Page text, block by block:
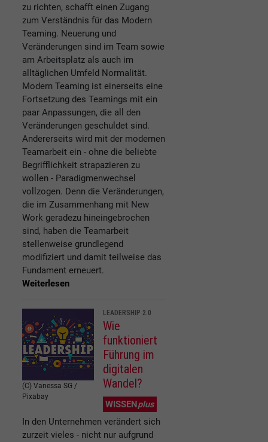
zu richten, schafft einen Zugang
zum Verständnis für das Modern
Teaming. Neuerung und
Veränderungen sind im Team sowie
am Arbeitsplatz als auch im
alltäglichen Umfeld Normalität.
Modern Teaming ist einerseits eine
Fortsetzung des Teamings mit ein
paar Anpassungen, die all den
Veränderungen geschuldet sind.
Andererseits wird mit der modernen
Teamarbeit ein - ohne die beliebte
Begrifflichkeit strapazieren zu
wollen - Paradigmenwechsel
vollzogen. Denn die Veränderungen,
die im Zusammenhang mit New
Work geradezu hineingebrochen
sind, haben die Teamarbeit
stellenweise grundlegend
modifiziert und damit teilweise das
Fundament erneuert.
Weiterlesen
(C) Vanessa SG /
Pixabay
LEADERSHIP 2.0
Wie
funktioniert
Führung im
digitalen
Wandel?
WISSENplus
In den Unternehmen verändert sich
zurzeit vieles - nicht nur aufgrund